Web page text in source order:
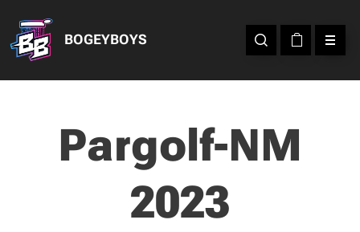
BOGEYBOYS
Pargolf-NM
2023